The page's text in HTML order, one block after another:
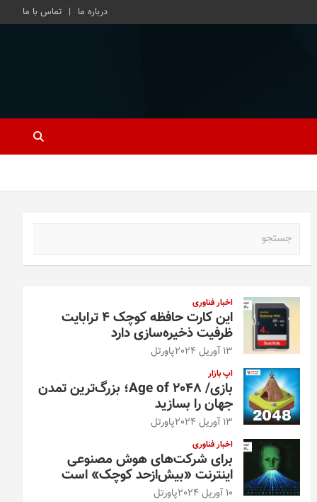
درباره ما تماس با ما
اخبار فناوری
این کارت حافظه کوچک ۴ ترابایت
ظرفیت ذخیره‌سازی دارد
13 آوریل 2024 پاورتل
اپ بازار
بازی/ Age of 2048؛ بزرگ‌ترین تمدن
جهان را بسازید
13 آوریل 2024 پاورتل
اخبار فناوری
برای شرکت‌های هوش مصنوعی
اینترنت «بیش‌از‌حد کوچک» است
10 آوریل 2024 پاورتل